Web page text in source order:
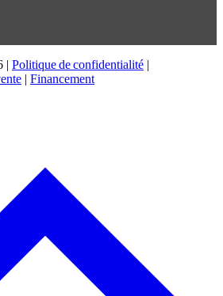
| Politique de confidentialité |
| Financement